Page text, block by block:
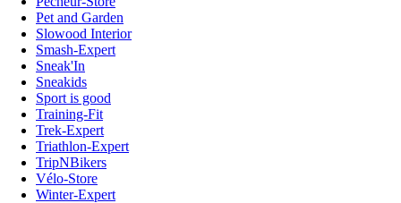
Pet and Garden
Slowood Interior
Smash-Expert
Sneak'In
Sneakids
Sport is good
Training-Fit
Trek-Expert
Triathlon-Expert
TripNBikers
Vélo-Store
Winter-Expert